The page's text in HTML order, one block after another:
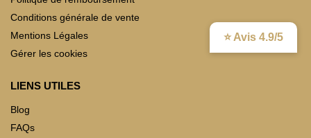
⭐ Avis 4.9/5
Conditions générale de vente
Mentions Légales
Gérer les cookies
LIENS UTILES
Blog
FAQs